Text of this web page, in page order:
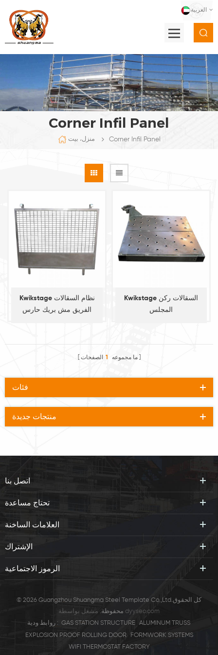
العربية
Corner Infil Panel
منزل، بيت Corner Infil Panel
Kwikstage نظام السقالات
الفريق مش بريك حارس
Kwikstage السقالات ركن
المجلس
ما مجموعه 1 الصفحات
فئات
منتجات جديدة
اتصل بنا
تحتاج مساعدة
العلامات الساخنة
الإشتراك
الرموز الاجتماعية
© 2026 Guangzhou Shuangma Steel Template Co.,Ltd.كل الحقوق
محفوظة. dyyseo.com
روابط ودية : GAS STATION STRUCTURE
ALUMINUM TRUSS
EXPLOSION PROOF ROLLING DOOR
FORMWORK SYSTEMS
WIFI THERMOSTAT FACTORY